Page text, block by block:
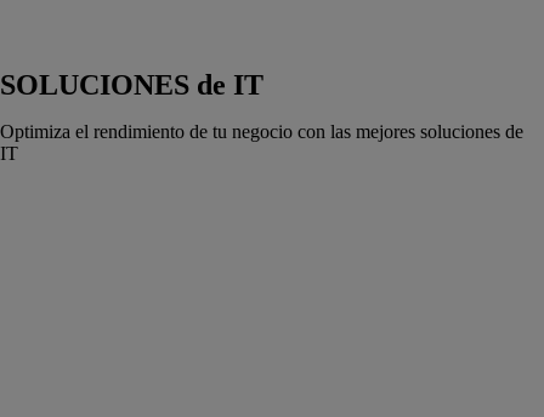
SOLUCIONES de IT
Optimiza el rendimiento de tu negocio con las mejores soluciones de
IT